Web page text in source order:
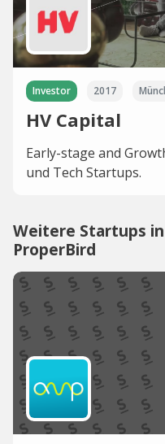
Investor 2017
HV Capital
Early-stage and
und Tech Startups.
Weitere Startups
ProperBird